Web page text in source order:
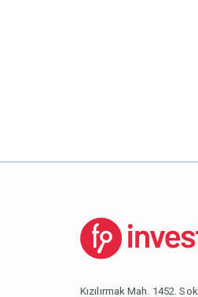
Kızılırmak Mah. 1452. Sok.